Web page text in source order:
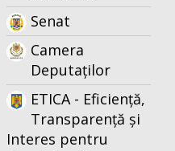
Senat
Camera
Deputaților
ETICA - Eficiență,
Transparență și
Interes pentru